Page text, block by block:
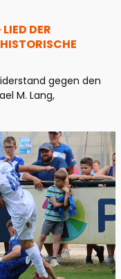
DER
gegen den
M. Lang,